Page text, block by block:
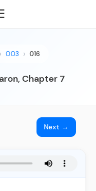
003 016
Chapter 7
Next →